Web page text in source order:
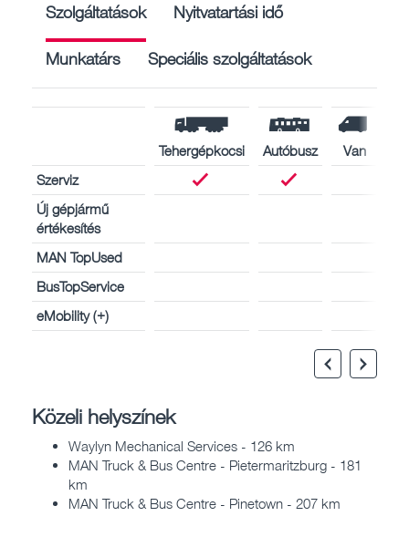
Szolgáltatások Nyitvatartási idő
Munkatárs Speciális szolgáltatások
Tehergépkocsi Autóbusz
Van
Szerviz
Új gépjármű
értékesítés
MAN TopUsed
BusTopService
eMobility (+)
Közeli helyszínek
Waylyn Mechanical Services - 126 km
MAN Truck & Bus Centre - Pietermaritzburg - 181
km
MAN Truck & Bus Centre - Pinetown - 207 km